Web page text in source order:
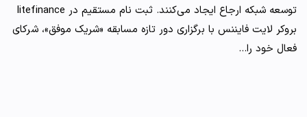
توسعه شبکه ارجاع ایجاد می‌کنند. ثبت نام مستقیم در litefinance
بروکر لایت فایننس با برگزاری دور تازه مسابقه «شریک موفق»، شرکای
فعال خود را…